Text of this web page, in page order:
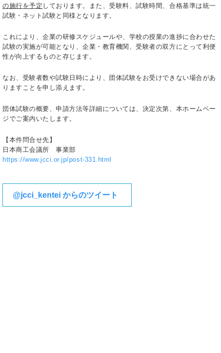
の施行を予定 しております。また、受験料、試験時間、合格基準は統一
試験・ネット試験と同様となります。
これにより、企業の研修スケジュールや、学校の授業の進捗に合わせた
試験の実施が可能となり、企業・教育機関、受験者の双方にとって利便
性が向上するものと存じます。
なお、受験者数や試験日時により、団体試験をお受けできない場合があ
りますことを申し添えます。
団体試験の概要、申請方法等詳細については、決定次第、本ホームペー
ジでご案内いたします。
【本件問合せ先】
日本商工会議所 事業部
https://www.jcci.or.jp/post-331.html
@jcci_kentei からのツイート